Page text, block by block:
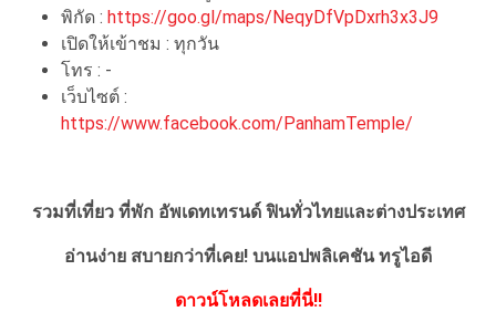
พิกัด : https://goo.gl/maps/NeqyDfVpDxrh3x3J9
เปิดให้เข้าชม : ทุกวัน
โทร : -
เว็บไซต์ :
https://www.facebook.com/PanhamTemple/
รวมที่เที่ยว ที่พัก อัพเดทเทรนด์ ฟินทั่วไทยและต่างประเทศ
อ่านง่าย สบายกว่าที่เคย! บนแอปพลิเคชัน ทรูไอดี
ดาวน์โหลดเลยที่นี่!!